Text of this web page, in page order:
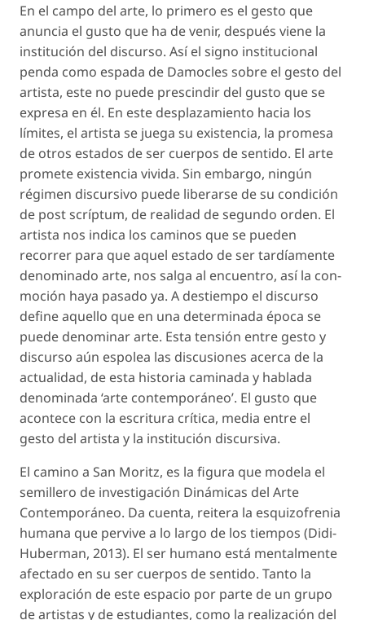
En el campo del arte, lo primero es el gesto que
anuncia el gusto que ha de venir, después viene la
institución del discurso. Así el signo institucional
penda como espada de Damocles sobre el gesto del
artista, este no puede prescindir del gusto que se
expresa en él. En este desplazamiento hacia los
límites, el artista se juega su existencia, la promesa
de otros estados de ser cuerpos de sentido. El arte
promete existencia vivida. Sin embargo, ningún
régimen discursivo puede liberarse de su condición
de post scríptum, de realidad de segundo orden. El
artista nos indica los caminos que se pueden
recorrer para que aquel estado de ser tardíamente
denominado arte, nos salga al encuentro, así la con-
moción haya pasado ya. A destiempo el discurso
define aquello que en una determinada época se
puede denominar arte. Esta tensión entre gesto y
discurso aún espolea las discusiones acerca de la
actualidad, de esta historia caminada y hablada
denominada ‘arte contemporáneo’. El gusto que
acontece con la escritura crítica, media entre el
gesto del artista y la institución discursiva.
El camino a San Moritz, es la figura que modela el
semillero de investigación Dinámicas del Arte
Contemporáneo. Da cuenta, reitera la esquizofrenia
humana que pervive a lo largo de los tiempos (Didi-
Huberman, 2013). El ser humano está mentalmente
afectado en su ser cuerpos de sentido. Tanto la
exploración de este espacio por parte de un grupo
de artistas y de estudiantes, como la realización del